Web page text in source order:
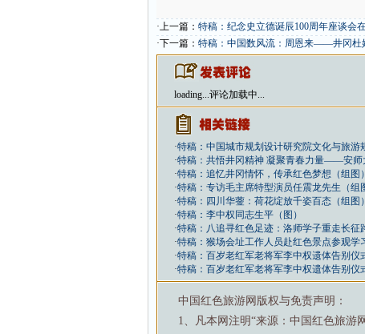
·上一篇： 特稿：纪念史立德诞辰100周年座谈会
·下一篇： 特稿：中国数风流：周恩来——井冈杜
loading...评论加载中...
·特稿：中国城市规划设计研究院文化与旅
·特稿：共悟井冈精神 凝聚青春力量——安师
·特稿：追忆井冈情怀，传承红色梦想（组图）
·特稿：专访毛主席特型演员任震龙先生（组
·特稿：四川华蓥：荷花绽放千姿百态（组图）
·特稿：李中权同志生平（图）
·特稿：八追寻红色足迹：洛师学子重走长
·特稿：猴场会址工作人员赴红色景点参观学
·特稿：百岁老红军老将军李中权遗体告别仪
·特稿：百岁老红军老将军李中权遗体告别仪
中国红色旅游网版权与免责声明：
1、凡本网注明“来源：中国红色旅游